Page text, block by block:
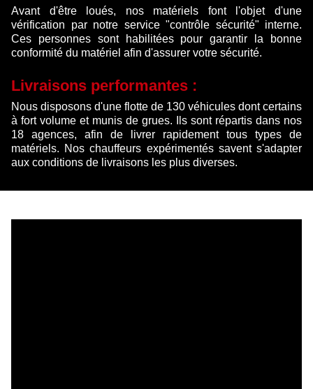
Avant d'être loués, nos matériels font l'objet d'une
vérification par notre service "contrôle sécurité" interne.
Ces personnes sont habilitées pour garantir la bonne
conformité du matériel afin d'assurer votre sécurité.
Livraisons performantes :
Nous disposons d'une flotte de 130 véhicules dont certains
à fort volume et munis de grues. Ils sont répartis dans nos
18 agences, afin de livrer rapidement tous types de
matériels. Nos chauffeurs expérimentés savent s'adapter
aux conditions de livraisons les plus diverses.